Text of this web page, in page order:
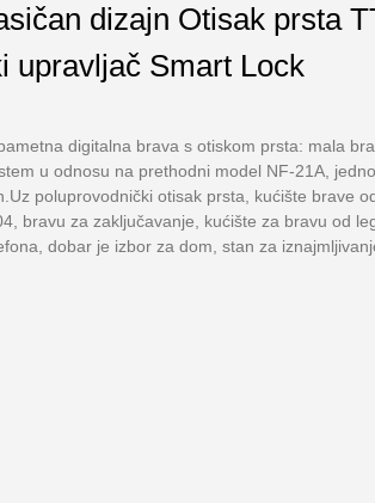
dizajn Otisak prsta
upravljač Smart Lock
digitalna brava s otiskom prsta: mala
u odnosu na prethodni model NF-21A,
poluprovodnički otisak prsta, kućište brave
bravu za zaključavanje, kućište za bravu od
dobar je izbor za dom, stan za